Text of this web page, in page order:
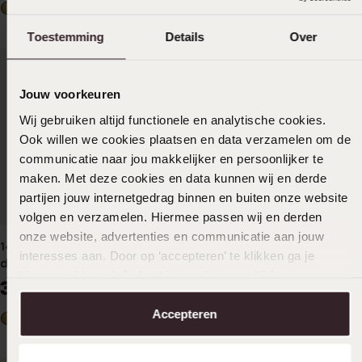
Toestemming Details Over
Jouw voorkeuren
Wij gebruiken altijd functionele en analytische cookies.
Ook willen we cookies plaatsen en data verzamelen om de
communicatie naar jou makkelijker en persoonlijker te
maken. Met deze cookies en data kunnen wij en derde
partijen jouw internetgedrag binnen en buiten onze website
volgen en verzamelen. Hiermee passen wij en derden
onze website, advertenties en communicatie aan jouw
interesses aan. Door op ‘accepteren’ te klikken ga je
aanpassen. Lees er meer over in onscookiebeleid.
Accepteren
14 karaat geelgouden ring 7
diamanten 0,025ct bolletjes.
349
14 karaat witgouden
entourage ring met 23
379
-34% Duurzamer